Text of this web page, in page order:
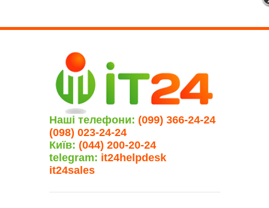
Наші телефони: (099) 366-24-24
(098) 023-24-24
Київ: (044) 200-20-24
telegram: it24helpdesk
it24sales